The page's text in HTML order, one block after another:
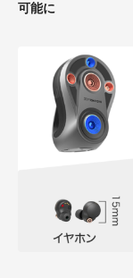
可能に